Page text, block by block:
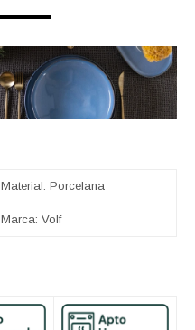
Material: Porcelana
Marca: Volf